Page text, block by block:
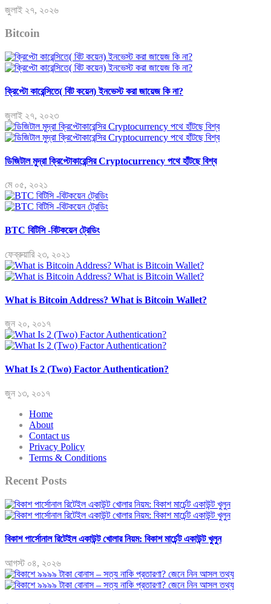
জুলাই ২৭, ২০২৬
Bitcoin
ক্রিপ্টো কারেন্সিতে( বিট কয়েন) ইনভেস্ট করা জায়েজ কি না?
জুলাই ২৭, ২০২৩
ডিজিটাল মুদ্রা ক্রিপ্টোকারেন্সির Cryptocurrency পথে হাঁটছে বিশ্ব
মে ০৫, ২০২১
BTC বিটিসি -বিটকয়েন ট্রেডিং
ফেব্রুয়ারি ২৩, ২০২১
What is Bitcoin Address? What is Bitcoin Wallet?
জুন ২০, ২০১৭
What Is 2 (Two) Factor Authentication?
জুন ১৩, ২০১৭
Home
About
Contact us
Privacy Policy
Terms & Conditions
Recent Posts
বিকাশ পার্সোনাল রিটেইল একাউন্ট খোলার নিয়ম: বিকাশ মার্চেন্ট একাউন্ট খুলুন
আগস্ট ০৪, ২০২৬